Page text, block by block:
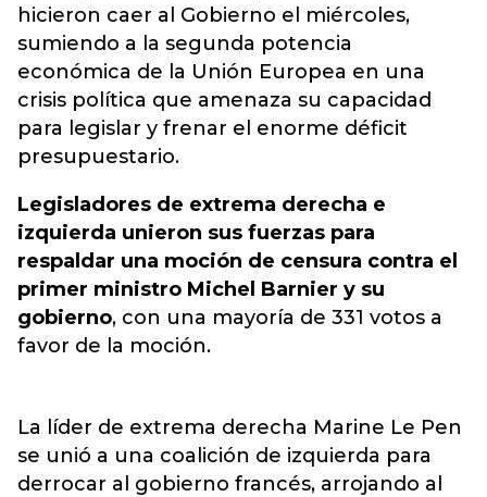
hicieron caer al Gobierno el miércoles,
sumiendo a la segunda potencia
económica de la Unión Europea en una
crisis política que amenaza su capacidad
para legislar y frenar el enorme déficit
presupuestario.
Legisladores de extrema derecha e
izquierda unieron sus fuerzas para
respaldar una moción de censura contra el
primer ministro Michel Barnier y su
gobierno, con una mayoría de 331 votos a
favor de la moción.
La líder de extrema derecha Marine Le Pen
se unió a una coalición de izquierda para
derrocar al gobierno francés, arrojando al